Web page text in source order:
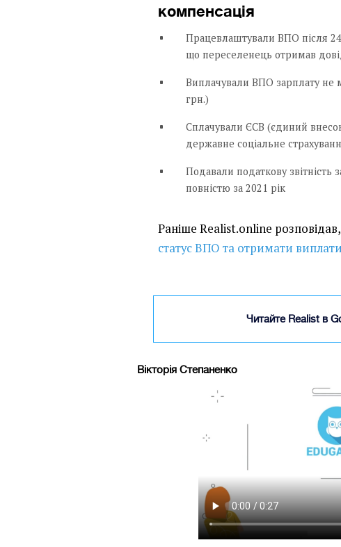
компенсація
Працевлаштували ВПО після
що переселенець отримав
Виплачували ВПО зарплату не
грн.)
Сплачували ЄСВ (єдиний
державне соціальне
Подавали податкову звітність
повністю за 2021 рік
Раніше Realist.online
статус ВПО та отримати
Читайте Realist в
Вікторія Степаненко